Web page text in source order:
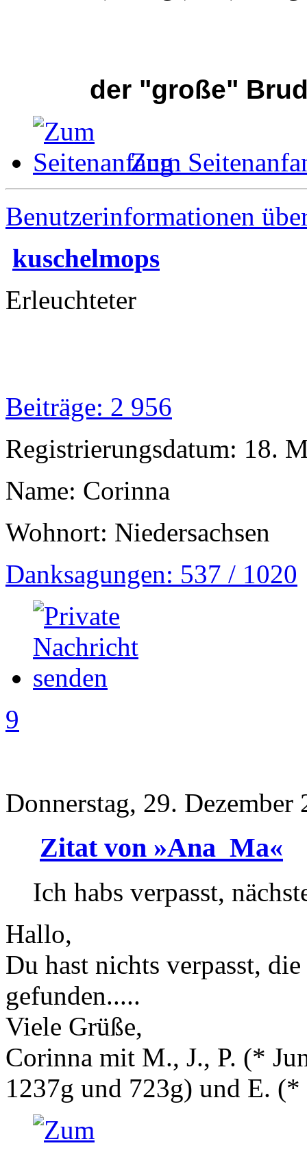
der "große"
Zum
Benutzerinformationen
kuschelmops
Erleuchteter
Beiträge: 2 956
Registrierungsdatum: 18.
Name: Corinna
Wohnort: Niedersachsen
Danksagungen: 537 / 1020
9
Donnerstag, 29. Dezember
Zitat von »Ana_Ma«
Ich habs verpasst,
Hallo,
Du hast nichts verpasst,
gefunden.....
Viele Grüße,
Corinna mit M., J., P. (*
1237g und 723g) und E. (*